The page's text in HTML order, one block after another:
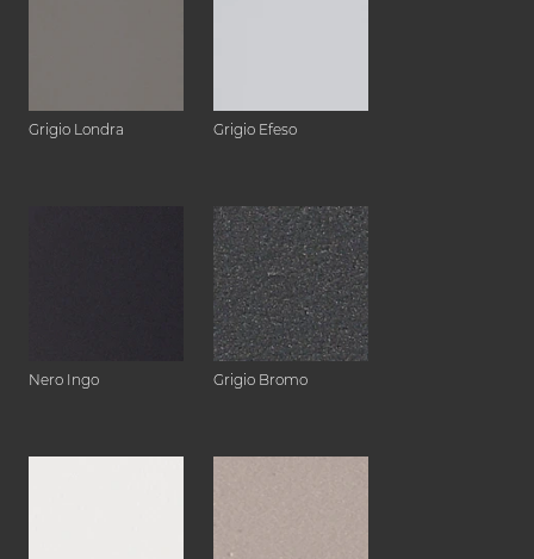
Grigio Londra Grigio Efeso
Nero Ingo Grigio Bromo